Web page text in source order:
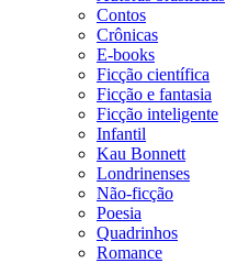
Contos
Crônicas
E-books
Ficção científica
Ficção e fantasia
Ficção inteligente
Infantil
Kau Bonnett
Londrinenses
Não-ficção
Poesia
Quadrinhos
Romance